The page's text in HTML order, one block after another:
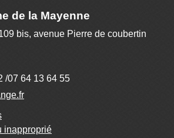
de la Mayenne
bis, avenue Pierre de coubertin
/07 64 13 64 55
inapproprié